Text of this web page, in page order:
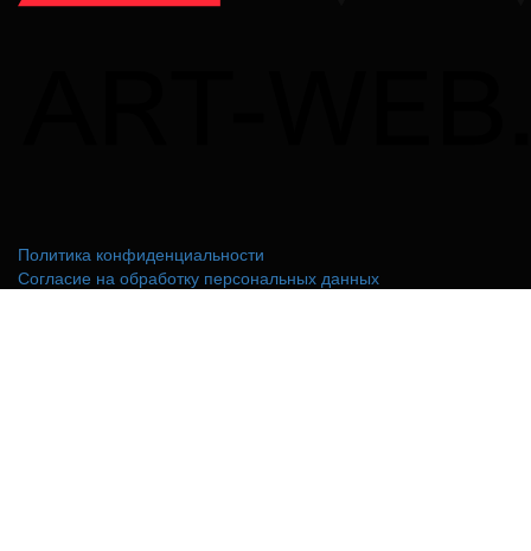
Политика конфиденциальности
Согласие на обработку персональных данных